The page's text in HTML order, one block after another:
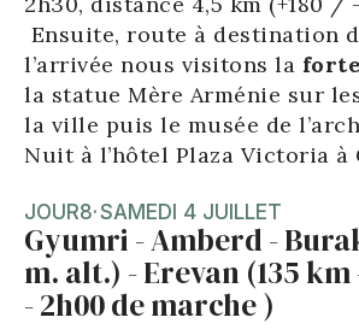
Ensuite, route à destination
l’arrivée nous visitons la
la statue Mère Arménie sur
la ville puis le musée de
Nuit à l’hôtel Plaza Victoria à
JOUR8·SAMEDI 4 JUILLET
Gyumri - Amberd -
m. alt.) - Erevan (135 km
- 2h00 de marche )